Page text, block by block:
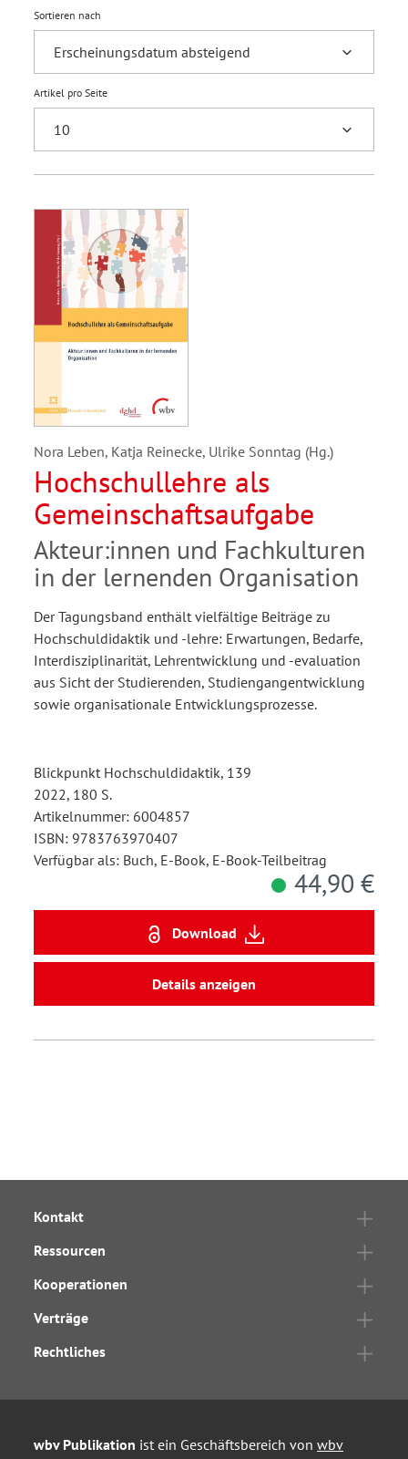
Sortieren nach
Artikel pro Seite
Nora Leben, Katja Reinecke, Ulrike Sonntag (Hg.)
Hochschullehre als
Gemeinschaftsaufgabe
Akteur:innen und Fachkulturen
in der lernenden Organisation
Der Tagungsband enthält vielfältige Beiträge zu
Hochschuldidaktik und -lehre: Erwartungen, Bedarfe,
Interdisziplinarität, Lehrentwicklung und -evaluation
aus Sicht der Studierenden, Studiengangentwicklung
sowie organisationale Entwicklungsprozesse.
Blickpunkt Hochschuldidaktik, 139
2022, 180 S.
Artikelnummer: 6004857
ISBN: 9783763970407
Verfügbar als: Buch, E-Book, E-Book-Teilbeitrag
44,90 €
Download
Details anzeigen
Kontakt
Ressourcen
Kooperationen
Verträge
Rechtliches
wbv Publikation ist ein Geschäftsbereich von wbv